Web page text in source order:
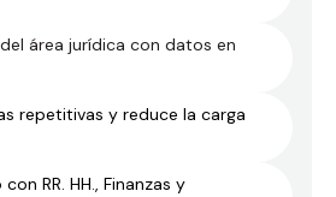
área jurídica con datos en
repetitivas y reduce la carga
RR. HH., Finanzas y